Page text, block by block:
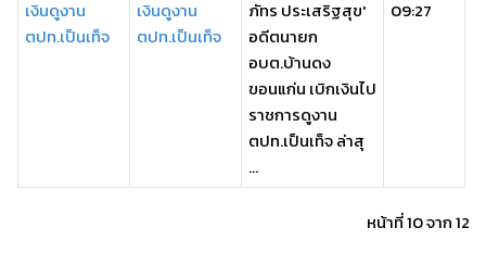
เงินดูงาน
ตปท.เป็นเท็จ
ภัทร ประเสริฐสุข'
อดีตนายก
อบต.บ้านดง
ขอนแก่น เบิกเงินไป
ราชการดูงาน
ตปท.เป็นเท็จ ล่าสุ
...
09:27
หน้าที่ 10 จาก 12